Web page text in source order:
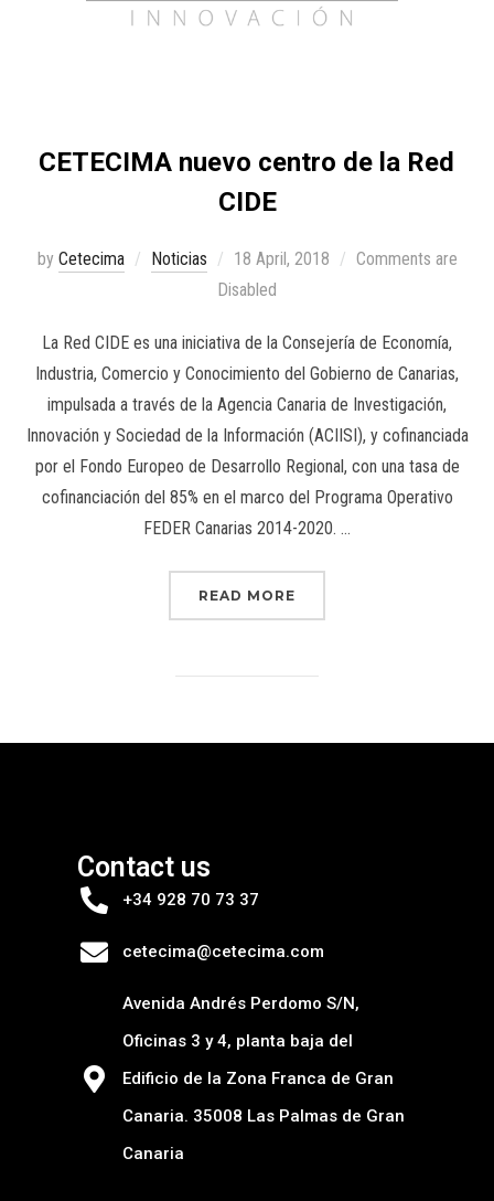
CETECIMA nuevo centro de la Red
CIDE
by Cetecima Noticias 18 April, 2018
Comments are
Disabled
La Red CIDE es una iniciativa de la Consejería de Economía,
Industria, Comercio y Conocimiento del Gobierno de Canarias,
impulsada a través de la Agencia Canaria de Investigación,
Innovación y Sociedad de la Información (ACIISI), y cofinanciada
por el Fondo Europeo de Desarrollo Regional, con una tasa de
cofinanciación del 85% en el marco del Programa Operativo
FEDER Canarias 2014-2020. …
READ MORE
Contact us
+34 928 70 73 37
cetecima@cetecima.com
Avenida Andrés Perdomo S/N,
Oficinas 3 y 4, planta baja del
Edificio de la Zona Franca de Gran
Canaria. 35008 Las Palmas de Gran
Canaria